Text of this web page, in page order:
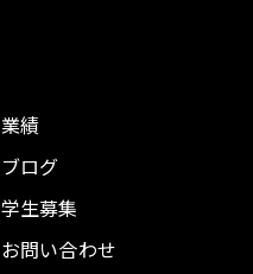
業績
ブログ
学生募集
お問い合わせ